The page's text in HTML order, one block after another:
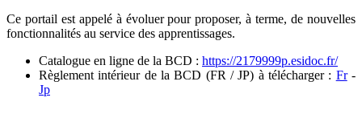
Ce portail est appelé à évoluer pour proposer, à terme, de nouvelles
fonctionnalités au service des apprentissages.
Catalogue en ligne de la BCD : https://2179999p.esidoc.fr/
Règlement intérieur de la BCD (FR / JP) à télécharger : Fr-
Jp